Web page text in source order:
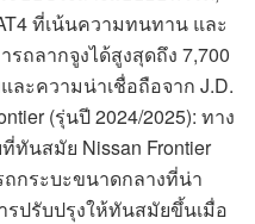
ที่เน้นความทนทาน และ
ถลากจูงได้สูงสุดถึง 7,700
ะความน่าเชื่อถือจาก J.D.
(รุ่นปี 2024/2025): ทาง
นสมัย Nissan Frontier
กระบะขนาดกลางที่น่า
ปรับปรุงให้ทันสมัยขึ้นเมื่อ